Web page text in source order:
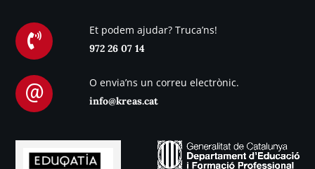
Et podem ajudar? Truca’ns!
972 26 07 14
O envia’ns un correu electrònic.
info@kreas.cat